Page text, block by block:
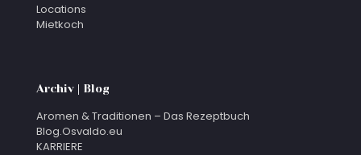
Locations
Mietkoch
Archiv | Blog
Aromen & Traditionen – Das Rezeptbuch
Blog.Osvaldo.eu
KARRIERE